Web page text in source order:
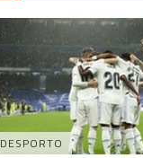
DESPORTO